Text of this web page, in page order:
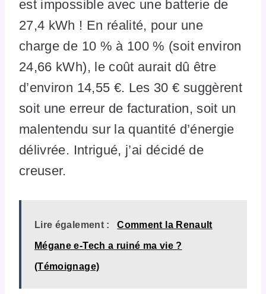
est impossible avec une batterie de
27,4 kWh ! En réalité, pour une
charge de 10 % à 100 % (soit environ
24,66 kWh), le coût aurait dû être
d’environ 14,55 €. Les 30 € suggèrent
soit une erreur de facturation, soit un
malentendu sur la quantité d’énergie
délivrée. Intrigué, j’ai décidé de
creuser.
Lire également : Comment la Renault
Mégane e-Tech a ruiné ma vie ?
(Témoignage)